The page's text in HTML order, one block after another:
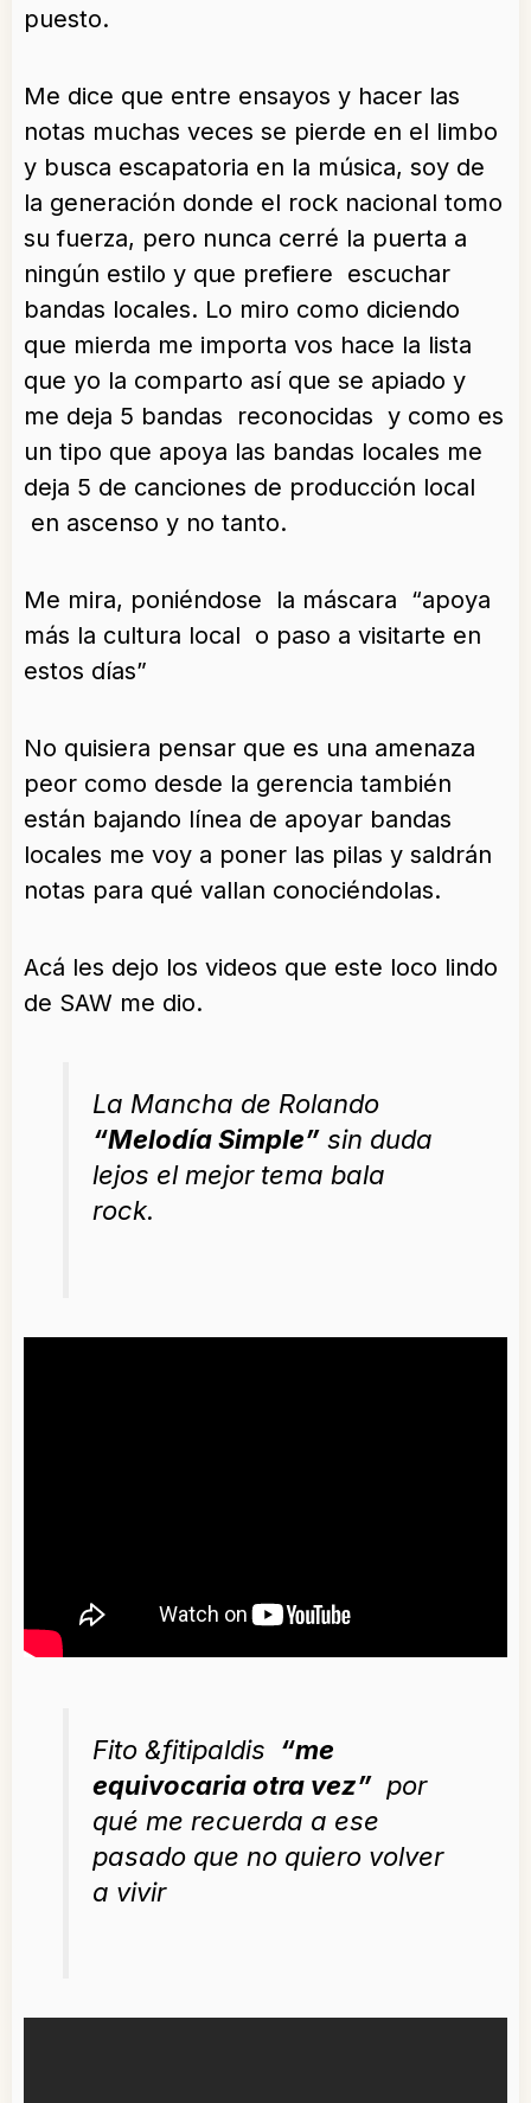
puesto.
Me dice que entre ensayos y hacer las
notas muchas veces se pierde en el limbo
y busca escapatoria en la música, soy de
la generación donde el rock nacional tomo
su fuerza, pero nunca cerré la puerta a
ningún estilo y que prefiere escuchar
bandas locales. Lo miro como diciendo
que mierda me importa vos hace la lista
que yo la comparto así que se apiado y
me deja 5 bandas reconocidas y como es
un tipo que apoya las bandas locales me
deja 5 de canciones de producción local
en ascenso y no tanto.
Me mira, poniéndose la máscara “apoya
más la cultura local o paso a visitarte en
estos días”
No quisiera pensar que es una amenaza
peor como desde la gerencia también
están bajando línea de apoyar bandas
locales me voy a poner las pilas y saldrán
notas para qué vallan conociéndolas.
Acá les dejo los videos que este loco lindo
de SAW me dio.
La Mancha de Rolando
“Melodía Simple” sin duda
lejos el mejor tema bala
rock.
Fito &fitipaldis “me
equivocaria otra vez” por
qué me recuerda a ese
pasado que no quiero volver
a vivir